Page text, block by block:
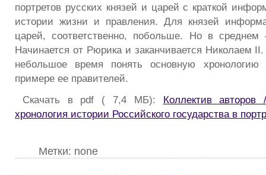
портретов русских князей и царей с краткой
истории жизни и правления. Для князей
царей, соответственно, побольше. Но в среднем
Начинается от Рюрика и заканчивается Николаем
небольшое время понять основную
примере ее правителей.
Скачать в pdf ( 7,4 МБ): Коллектив авторов
хронология истории Российского государства в
Метки: none